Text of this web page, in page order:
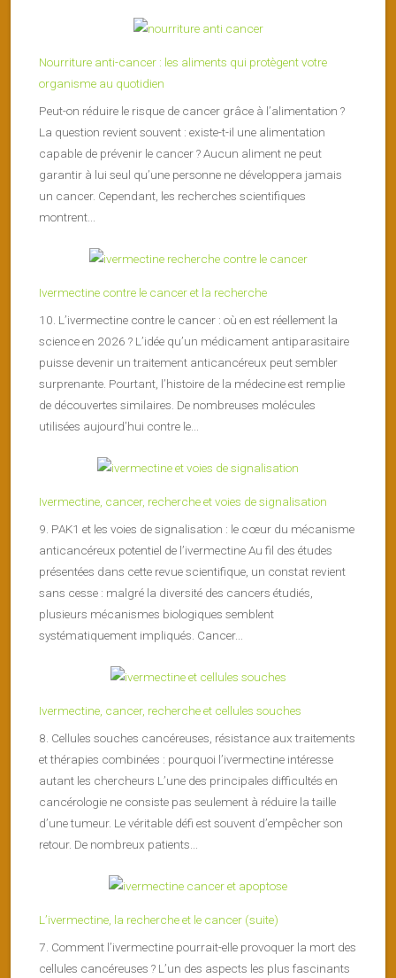
Nourriture anti-cancer : les aliments qui protègent votre
organisme au quotidien
Peut-on réduire le risque de cancer grâce à l’alimentation ?
La question revient souvent : existe-t-il une alimentation
capable de prévenir le cancer ? Aucun aliment ne peut
garantir à lui seul qu’une personne ne développera jamais
un cancer. Cependant, les recherches scientifiques
montrent...
Ivermectine contre le cancer et la recherche
10. L’ivermectine contre le cancer : où en est réellement la
science en 2026 ? L’idée qu’un médicament antiparasitaire
puisse devenir un traitement anticancéreux peut sembler
surprenante. Pourtant, l’histoire de la médecine est remplie
de découvertes similaires. De nombreuses molécules
utilisées aujourd’hui contre le...
Ivermectine, cancer, recherche et voies de signalisation
9. PAK1 et les voies de signalisation : le cœur du mécanisme
anticancéreux potentiel de l’ivermectine Au fil des études
présentées dans cette revue scientifique, un constat revient
sans cesse : malgré la diversité des cancers étudiés,
plusieurs mécanismes biologiques semblent
systématiquement impliqués. Cancer...
Ivermectine, cancer, recherche et cellules souches
8. Cellules souches cancéreuses, résistance aux traitements
et thérapies combinées : pourquoi l’ivermectine intéresse
autant les chercheurs L’une des principales difficultés en
cancérologie ne consiste pas seulement à réduire la taille
d’une tumeur. Le véritable défi est souvent d’empêcher son
retour. De nombreux patients...
L’ivermectine, la recherche et le cancer (suite)
7. Comment l’ivermectine pourrait-elle provoquer la mort des
cellules cancéreuses ? L’un des aspects les plus fascinants